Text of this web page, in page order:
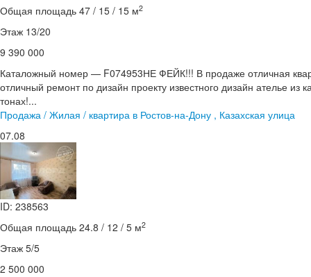
Общая площадь 47 / 15 / 15 м2
Этаж 13/20
9 390 000
Каталожный номер — F074953НЕ ФЕЙК!!! В продаже отличная
отличный ремонт по дизайн проекту известного дизайн ателье из
тонах!...
Продажа / Жилая / квартира в Ростов-на-Дону , Казахская улица
07.08
ID: 238563
Общая площадь 24.8 / 12 / 5 м2
Этаж 5/5
2 500 000